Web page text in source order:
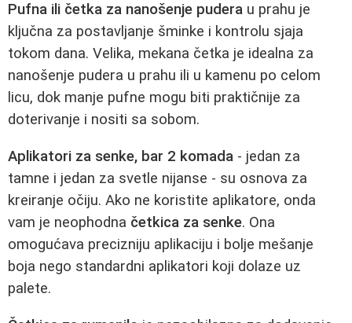
Pufna ili četka za nanošenje pudera u prahu je
ključna za postavljanje šminke i kontrolu sjaja
tokom dana. Velika, mekana četka je idealna za
nanošenje pudera u prahu ili u kamenu po celom
licu, dok manje pufne mogu biti praktičnije za
doterivanje i nositi sa sobom.
Aplikatori za senke, bar 2 komada - jedan za
tamne i jedan za svetle nijanse - su osnova za
kreiranje očiju. Ako ne koristite aplikatore, onda
vam je neophodna četkica za senke. Ona
omogućava precizniju aplikaciju i bolje mešanje
boja nego standardni aplikatori koji dolaze uz
palete.